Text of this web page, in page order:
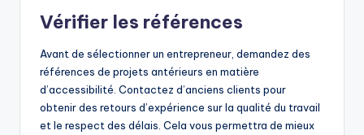
Vérifier les références
Avant de sélectionner un entrepreneur, demandez des
références de projets antérieurs en matière
d’accessibilité. Contactez d’anciens clients pour
obtenir des retours d’expérience sur la qualité du travail
et le respect des délais. Cela vous permettra de mieux